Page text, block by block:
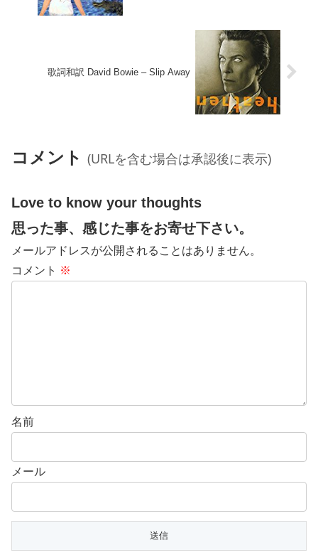
歌詞和訳 David Bowie – Slip Away
コメント (URLを含む場合は承認後に表示)
Love to know your thoughts
思った事、感じた事をお寄せ下さい。
メールアドレスが公開されることはありません。
コメント ※
名前
メール